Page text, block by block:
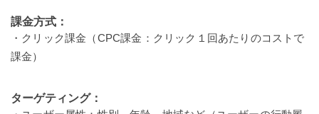
課金方式：
・クリック課金（CPC課金：クリック１回あたりのコストで
課金）
ターゲティング：